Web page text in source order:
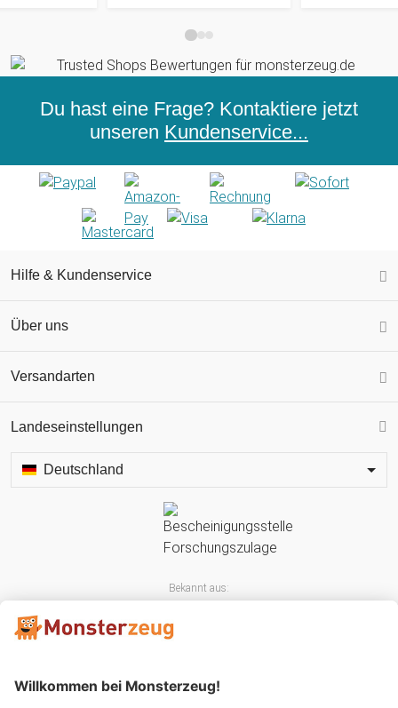
Du hast eine Frage? Kontaktiere jetzt
unseren Kundenservice...
Hilfe & Kundenservice
Über uns
Versandarten
Landeseinstellungen
Deutschland
Bekannt aus: